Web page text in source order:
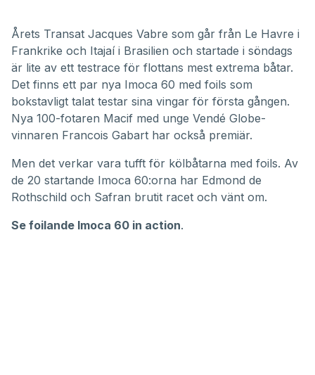
Årets Transat Jacques Vabre som går från Le Havre i
Frankrike och Itajaí i Brasilien och startade i söndags
är lite av ett testrace för flottans mest extrema båtar.
Det finns ett par nya Imoca 60 med foils som
bokstavligt talat testar sina vingar för första gången.
Nya 100-fotaren Macif med unge Vendé Globe-
vinnaren Francois Gabart har också premiär.
Men det verkar vara tufft för kölbåtarna med foils. Av
de 20 startande Imoca 60:orna har Edmond de
Rothschild och Safran brutit racet och vänt om.
Se foilande Imoca 60 in action.